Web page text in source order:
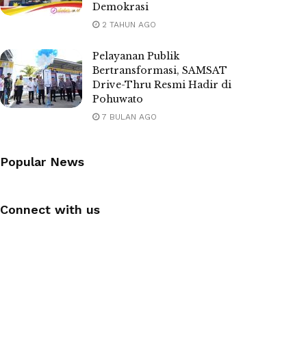
Demokrasi
2 TAHUN AGO
Pelayanan Publik
Bertransformasi, SAMSAT
Drive-Thru Resmi Hadir di
Pohuwato
7 BULAN AGO
Popular News
Connect with us